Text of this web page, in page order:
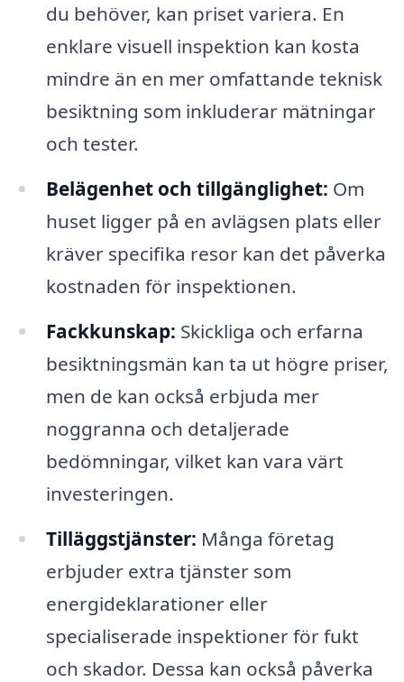
du behöver, kan priset variera. En
enklare visuell inspektion kan kosta
mindre än en mer omfattande teknisk
besiktning som inkluderar mätningar
och tester.
Belägenhet och tillgänglighet: Om
huset ligger på en avlägsen plats eller
kräver specifika resor kan det påverka
kostnaden för inspektionen.
Fackkunskap: Skickliga och erfarna
besiktningsmän kan ta ut högre priser,
men de kan också erbjuda mer
noggranna och detaljerade
bedömningar, vilket kan vara värt
investeringen.
Tilläggstjänster: Många företag
erbjuder extra tjänster som
energideklarationer eller
specialiserade inspektioner för fukt
och skador. Dessa kan också påverka